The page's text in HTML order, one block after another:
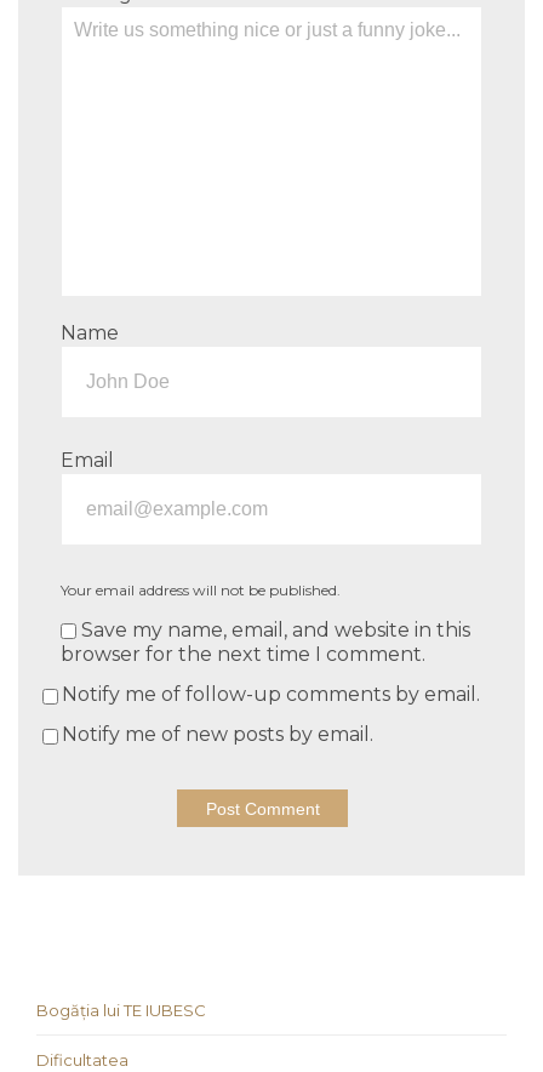
Name
Email
Your email address will not be published.
Save my name, email, and website in this
browser for the next time I comment.
Notify me of follow-up comments by email.
Notify me of new posts by email.
Bogăția lui TE IUBESC
Dificultatea